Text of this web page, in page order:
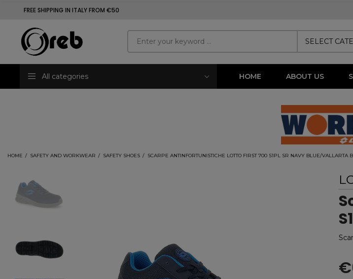
FREE SHIPPING IN ITALY FROM €50
SELECT
All categories HOME ABOUT US
HOME SAFETY AND WORKWEAR SAFETY SHOES SCARPE ANTINFORTUNISTICHE LOTTO FIRST 700 S1PL SR NAVY BLUE/VALLARTA